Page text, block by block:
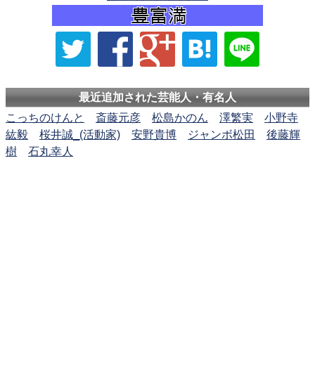
最近追加された芸能人・有名人
こっちのけんと
斎藤元彦 松島かのん 澤繁実
小野寺
紘毅
桜井誠_(活動家) 安野貴博 ジャンボ松田
後藤輝
樹
石丸幸人